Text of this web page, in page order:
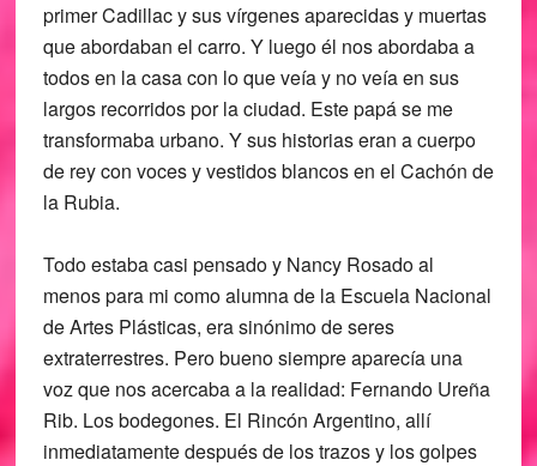
primer Cadillac y sus vírgenes aparecidas y muertas
que abordaban el carro. Y luego él nos abordaba a
todos en la casa con lo que veía y no veía en sus
largos recorridos por la ciudad. Este papá se me
transformaba urbano. Y sus historias eran a cuerpo
de rey con voces y vestidos blancos en el Cachón de
la Rubia.
Todo estaba casi pensado y Nancy Rosado al
menos para mi como alumna de la Escuela Nacional
de Artes Plásticas, era sinónimo de seres
extraterrestres. Pero bueno siempre aparecía una
voz que nos acercaba a la realidad: Fernando Ureña
Rib. Los bodegones. El Rincón Argentino, allí
inmediatamente después de los trazos y los golpes